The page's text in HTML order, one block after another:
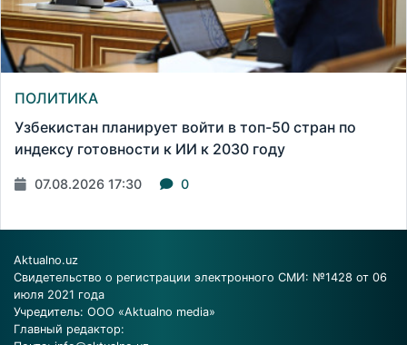
ПОЛИТИКА
Узбекистан планирует войти в топ-50 стран по
индексу готовности к ИИ к 2030 году
07.08.2026 17:30 0
Aktualno.uz
Свидетельство о регистрации электронного СМИ: №1428 от 06
июля 2021 года
Учредитель: ООО «Aktualno media»
Главный редактор: